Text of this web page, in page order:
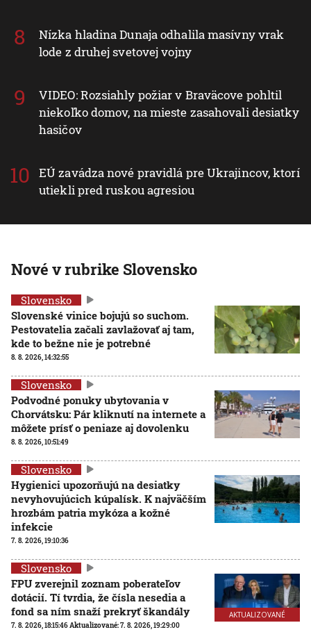
Nízka hladina Dunaja odhalila masívny vrak
lode z druhej svetovej vojny
VIDEO: Rozsiahly požiar v Braväcove pohltil
niekoľko domov, na mieste zasahovali desiatky
hasičov
EÚ zavádza nové pravidlá pre Ukrajincov, ktorí
utiekli pred ruskou agresiou
Nové v rubrike Slovensko
Slovensko
Slovenské vinice bojujú so suchom.
Pestovatelia začali zavlažovať aj tam,
kde to bežne nie je potrebné
8. 8. 2026, 14:32:55
Slovensko
Podvodné ponuky ubytovania v
Chorvátsku: Pár kliknutí na internete a
môžete prísť o peniaze aj dovolenku
8. 8. 2026, 10:51:49
Slovensko
Hygienici upozorňujú na desiatky
nevyhovujúcich kúpalísk. K najväčším
hrozbám patria mykóza a kožné
infekcie
7. 8. 2026, 19:10:36
AKTUALIZOVANÉ
Slovensko
FPU zverejnil zoznam poberateľov
dotácií. Tí tvrdia, že čísla nesedia a
fond sa ním snaží prekryť škandály
7. 8. 2026, 18:15:46Aktualizované:7. 8. 2026, 19:29:00